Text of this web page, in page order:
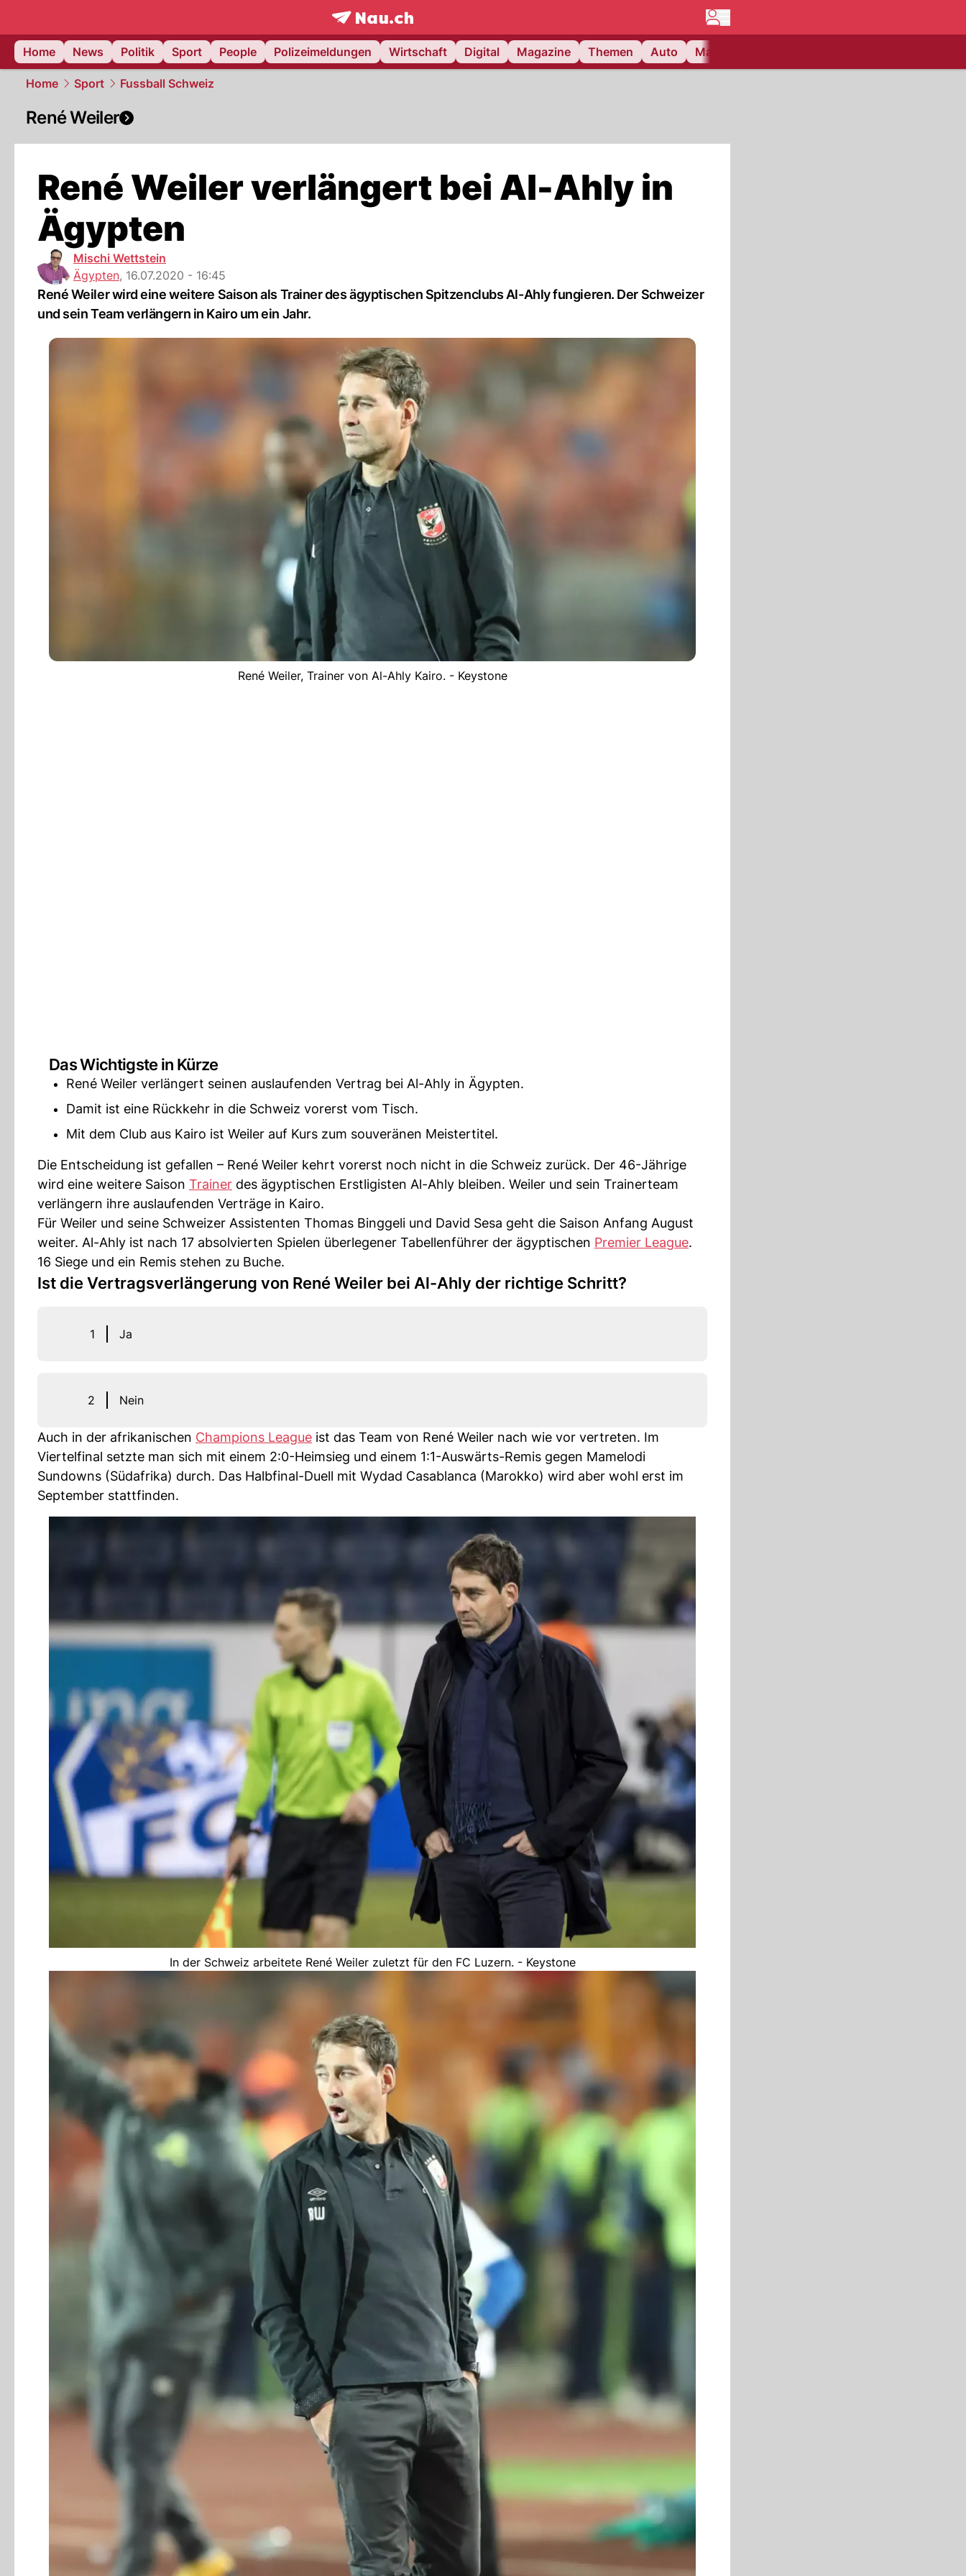
frontpage.NAU.ch
Home
News Politik Sport People Polizeimeldungen Wirtschaft Digital Magazine Themen Auto Matchcenter
Home Sport Fussball Schweiz
René Weiler
René Weiler verlängert bei Al-Ahly in
Ägypten
Mischi Wettstein
Ägypten, 16.07.2020 - 16:45
René Weiler wird eine weitere Saison als Trainer des ägyptischen Spitzenclubs Al-Ahly fungieren. Der Schweizer
und sein Team verlängern in Kairo um ein Jahr.
René Weiler, Trainer von Al-Ahly Kairo. - Keystone
Das Wichtigste in Kürze
René Weiler verlängert seinen auslaufenden Vertrag bei Al-Ahly in Ägypten.
Damit ist eine Rückkehr in die Schweiz vorerst vom Tisch.
Mit dem Club aus Kairo ist Weiler auf Kurs zum souveränen Meistertitel.
Die Entscheidung ist gefallen – René Weiler kehrt vorerst noch nicht in die Schweiz zurück. Der 46-Jährige
wird eine weitere Saison Trainer des ägyptischen Erstligisten Al-Ahly bleiben. Weiler und sein Trainerteam
verlängern ihre auslaufenden Verträge in Kairo.
Für Weiler und seine Schweizer Assistenten Thomas Binggeli und David Sesa geht die Saison Anfang August
weiter. Al-Ahly ist nach 17 absolvierten Spielen überlegener Tabellenführer der ägyptischen Premier League.
16 Siege und ein Remis stehen zu Buche.
Ist die Vertragsverlängerung von René Weiler bei Al-Ahly der richtige Schritt?
1 Ja
2 Nein
Auch in der afrikanischen Champions League ist das Team von René Weiler nach wie vor vertreten. Im
Viertelfinal setzte man sich mit einem 2:0-Heimsieg und einem 1:1-Auswärts-Remis gegen Mamelodi
Sundowns (Südafrika) durch. Das Halbfinal-Duell mit Wydad Casablanca (Marokko) wird aber wohl erst im
September stattfinden.
In der Schweiz arbeitete René Weiler zuletzt für den FC Luzern. - Keystone